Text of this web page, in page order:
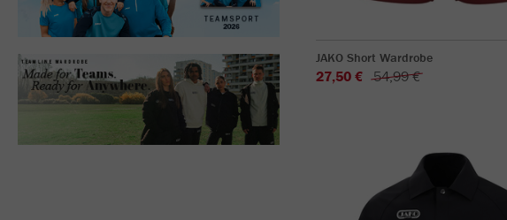
JAKO Short Wardrobe
27,50 € 54,99 €